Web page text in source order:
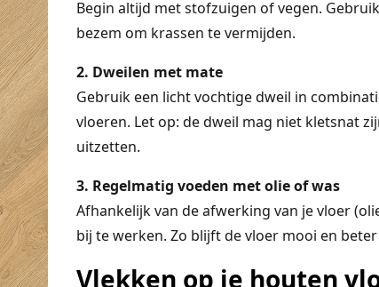
Begin altijd met stofzuigen of vegen.
bezem om krassen te vermijden.
2. Dweilen met mate
Gebruik een licht vochtige dweil in
vloeren. Let op: de dweil mag niet kletsnat
uitzetten.
3. Regelmatig voeden met olie of was
Afhankelijk van de afwerking van je vloer
bij te werken. Zo blijft de vloer mooi en
Vlekken op je houten